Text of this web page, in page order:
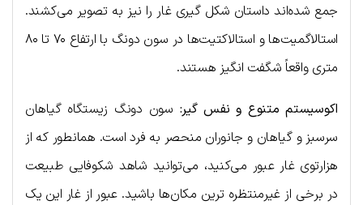
جمع شده‌اند داستان شکل گیری غار را نیز به تصویر می‌کشند.
استالاگمیت‌ها و استالاکتیت‌ها در سون دونگ با ارتفاع ۷۰ تا ۸۰
متری واقعاً شگفت انگیز هستند.
اکوسیستم متنوع و نفس گیر: سون دونگ زیستگاه گیاهان
سرسبز و گیاهان و جانوران منحصر به فرد است. همانطور که از
هزارتوی غار عبور می‌کنید، می‌توانید شاهد شکوفایی طبیعت
در برخی از غیرمنتظره ترین مکان‌ها باشید. عبور از غار این یک